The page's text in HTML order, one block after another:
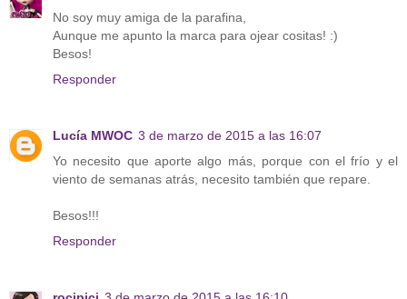
No soy muy amiga de la parafina,
Aunque me apunto la marca para ojear cositas! :)
Besos!
Responder
Lucía MWOC 3 de marzo de 2015 a las 16:07
Yo necesito que aporte algo más, porque con el frío y el
viento de semanas atrás, necesito también que repare.
Besos!!!
Responder